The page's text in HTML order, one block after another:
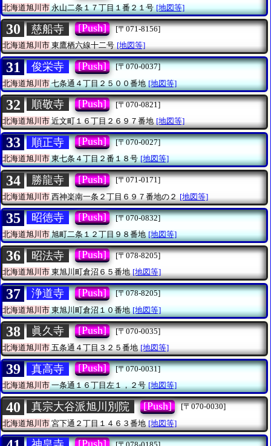
北海道旭川市永山二条１７丁目１番２１号 [地図等]
30 慈船寺 [Push]
[〒071-8156]
北海道旭川市東鷹栖六線十二号 [地図等]
31 俊栄寺 [Push]
[〒070-0037]
北海道旭川市七条通４丁目２５００番地 [地図等]
32 順敬寺 [Push]
[〒070-0821]
北海道旭川市 近文町１６丁目２６９７番地 [地図等]
33 順正寺 [Push]
[〒070-0027]
北海道旭川市東七条４丁目２番１８号 [地図等]
34 勝龍寺 [Push]
[〒071-0171]
北海道旭川市 西神楽南一条２丁目６９７番地の２ [地図等]
35 昭徳寺 [Push]
[〒070-0832]
北海道旭川市旭町二条１２丁目９８番地 [地図等]
36 昭法寺 [Push]
[〒078-8205]
北海道旭川市東旭川町倉沼６５番地 [地図等]
37 浄道寺 [Push]
[〒078-8205]
北海道旭川市東旭川町倉沼１０番地 [地図等]
38 眞久寺 [Push]
[〒070-0035]
北海道旭川市 五条通４丁目３２５番地 [地図等]
39 真高寺 [Push]
[〒070-0031]
北海道旭川市一条通１６丁目左１，２号 [地図等]
40 真宗大谷派旭川別院 [Push]
[〒070-0030]
北海道旭川市 宮下通２丁目１４６３番地 [地図等]
[Push] [〒078-0185]